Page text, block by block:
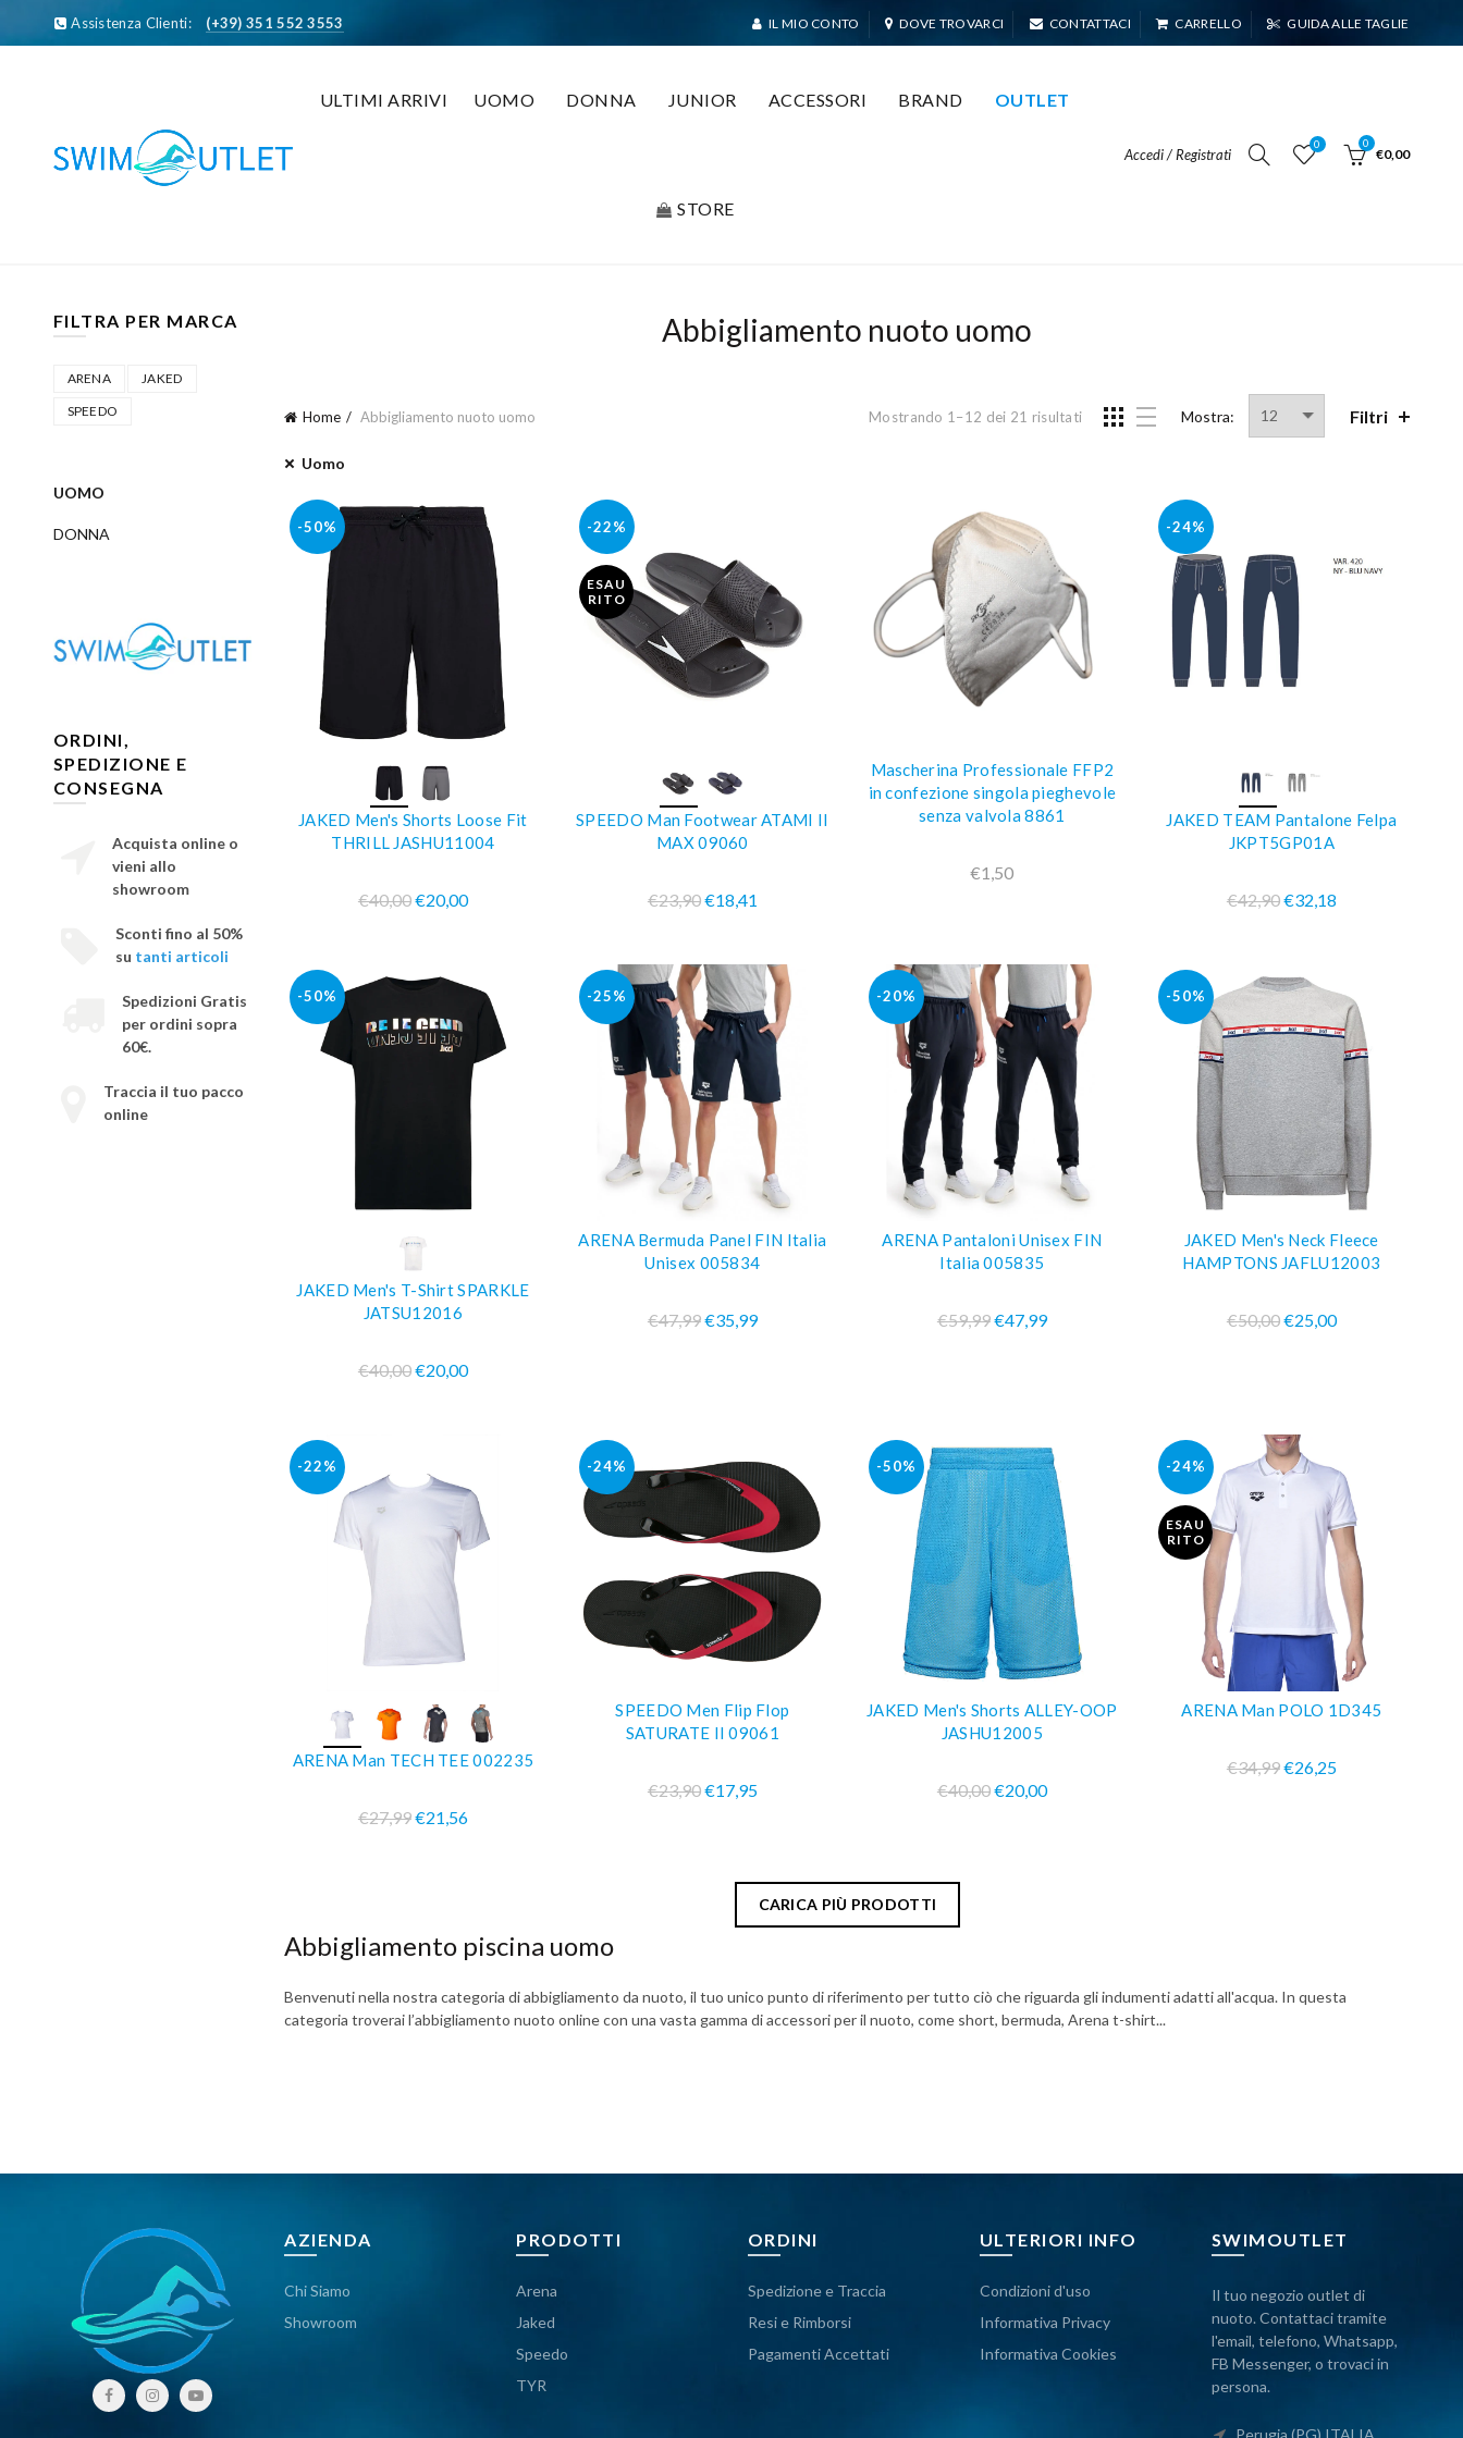
Assistenza Clienti: (+39) 351 552 3553 IL MIO CONTO DOVE TROVARCI CONTATTACI CARRELLO GUIDA ALLE TAGLIE
ULTIMI ARRIVI UOMO DONNA JUNIOR ACCESSORI BRAND OUTLET
STORE
Accedi / Registrati
0 0
€0,00
Abbigliamento nuoto uomo
Home Abbigliamento nuoto uomo Mostrando 1–12 dei 21 risultati Mostra: Filtri
Uomo
-50%
COMPRA SUBITO
JAKED Men's Shorts Loose Fit
THRILL JASHU11004
€40,00€20,00
-22%
ESAU
RITO
COMPRA SUBITO
SPEEDO Man Footwear ATAMI II
MAX 09060
€23,90€18,41
AGGIUNGI AL CARRELLO
Mascherina Professionale FFP2
in confezione singola pieghevole
senza valvola 8861
€1,50
-24%
COMPRA SUBITO
JAKED TEAM Pantalone Felpa
JKPT5GP01A
€42,90€32,18
-50%
COMPRA SUBITO
JAKED Men's T-Shirt SPARKLE
JATSU12016
€40,00€20,00
-25%
COMPRA SUBITO
ARENA Bermuda Panel FIN Italia
Unisex 005834
€47,99€35,99
-20%
COMPRA SUBITO
ARENA Pantaloni Unisex FIN
Italia 005835
€59,99€47,99
-50%
AGGIUNGI AL CARRELLO
JAKED Men's Neck Fleece
HAMPTONS JAFLU12003
€50,00€25,00
-22%
COMPRA SUBITO
ARENA Man TECH TEE 002235
€27,99€21,56
-24%
COMPRA SUBITO
SPEEDO Men Flip Flop
SATURATE II 09061
€23,90€17,95
-50%
COMPRA SUBITO
JAKED Men's Shorts ALLEY-OOP
JASHU12005
€40,00€20,00
-24%
ESAU
RITO
LEGGI DI PIÙ
ARENA Man POLO 1D345
€34,99€26,25
CARICA PIÙ PRODOTTI
Abbigliamento piscina uomo
Benvenuti nella nostra categoria di abbigliamento da nuoto, il tuo unico punto di riferimento per tutto ciò che riguarda gli indumenti adatti all'acqua. In questa
categoria troverai l’abbigliamento nuoto online con una vasta gamma di accessori per il nuoto, come short, bermuda, Arena t-shirt...
FILTRA PER MARCA
ARENA
JAKED
SPEEDO
UOMO
DONNA
ORDINI,
SPEDIZIONE E
CONSEGNA
Acquista online o
vieni allo
showroom
Sconti fino al 50%
su tanti articoli
Spedizioni Gratis
per ordini sopra
60€.
Traccia il tuo pacco
online
AZIENDA
Chi Siamo
Showroom
PRODOTTI
Arena
Jaked
Speedo
TYR
ORDINI
Spedizione e Traccia
Resi e Rimborsi
Pagamenti Accettati
ULTERIORI INFO
Condizioni d'uso
Informativa Privacy
Informativa Cookies
SWIMOUTLET
Il tuo negozio outlet di
nuoto. Contattaci tramite
l'email, telefono, Whatsapp,
FB Messenger, o trovaci in
persona.
Perugia (PG) ITALIA